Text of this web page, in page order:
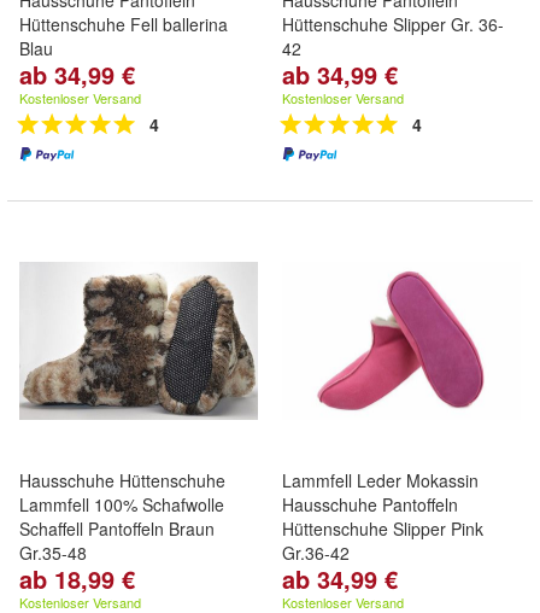
Hüttenschuhe Fell ballerina
Blau
ab 34,99 €
Kostenloser Versand
4
Hüttenschuhe Slipper Gr. 36-
42
ab 34,99 €
Kostenloser Versand
4
Hausschuhe Hüttenschuhe
Lammfell 100% Schafwolle
Schaffell Pantoffeln Braun
Gr.35-48
ab 18,99 €
Kostenloser Versand
Lammfell Leder Mokassin
Hausschuhe Pantoffeln
Hüttenschuhe Slipper Pink
Gr.36-42
ab 34,99 €
Kostenloser Versand